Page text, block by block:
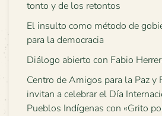
tonto y de los retontos
El insulto como método de
para la democracia
Diálogo abierto con Fabio
Centro de Amigos para la Paz
invitan a celebrar el Día
Pueblos Indígenas con «Grito